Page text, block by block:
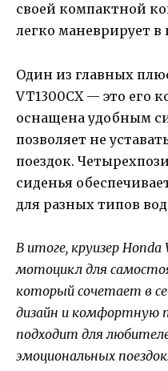
своей компактной
легко маневрирует в
Один из главных
VT1300CX — это его
оснащена удобным
позволяет не
поездок.
сиденья
для разных типов
В итоге, круизер
мотоцикл для
который сочетает в
дизайн и комфортную
подходит для
эмоциональных